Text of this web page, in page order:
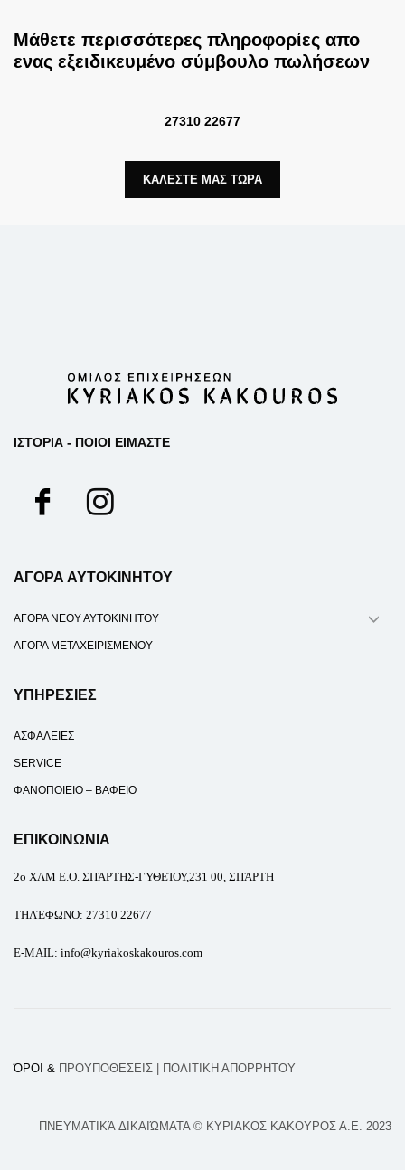
Μάθετε περισσότερες πληροφορίες απο
ενας εξειδικευμένο σύμβουλο πωλήσεων
27310 22677
ΚΑΛΕΣΤΕ ΜΑΣ ΤΩΡΑ
ΙΣΤΟΡΙΑ - ΠΟΙΟΙ ΕΙΜΑΣΤΕ
ΑΓΟΡΑ ΑΥΤΟΚΙΝΗΤΟΥ
ΑΓΟΡΑ ΝΕΟΥ ΑΥΤΟΚΙΝΗΤΟΥ
ΑΓΟΡΑ ΜΕΤΑΧΕΙΡΙΣΜΕΝΟΥ
ΥΠΗΡΕΣΙΕΣ
ΑΣΦΑΛΕΙΕΣ
SERVICE
ΦΑΝΟΠΟΙΕΙΟ – ΒΑΦΕΙΟ
ΕΠΙΚΟΙΝΩΝΙΑ
2ο ΧΛΜ Ε.Ο. ΣΠΆΡΤΗΣ-ΓΥΘΕΊΟΥ,231 00, ΣΠΆΡΤΗ
ΤΗΛΈΦΩΝΟ: 27310 22677
E-MAIL: info@kyriakoskakouros.com
ΌΡΟΙ & ΠΡΟΥΠΟΘΕΣΕΙΣ | ΠΟΛΙΤΙΚΗ ΑΠΟΡΡΗΤΟΥ
ΠΝΕΥΜΑΤΙΚΆ ΔΙΚΑΙΏΜΑΤΑ © ΚΥΡΙΑΚΟΣ ΚΑΚΟΥΡΟΣ Α.Ε. 2023